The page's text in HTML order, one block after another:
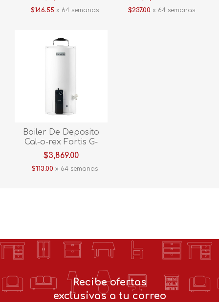
$146.55 x 64 semanas $237.00 x 64 semanas
Boiler De Deposito
Cal-o-rex Fortis G-
10Lp
$3,869.00
$113.00 x 64 semanas
Recibe ofertas
exclusivas a tu correo